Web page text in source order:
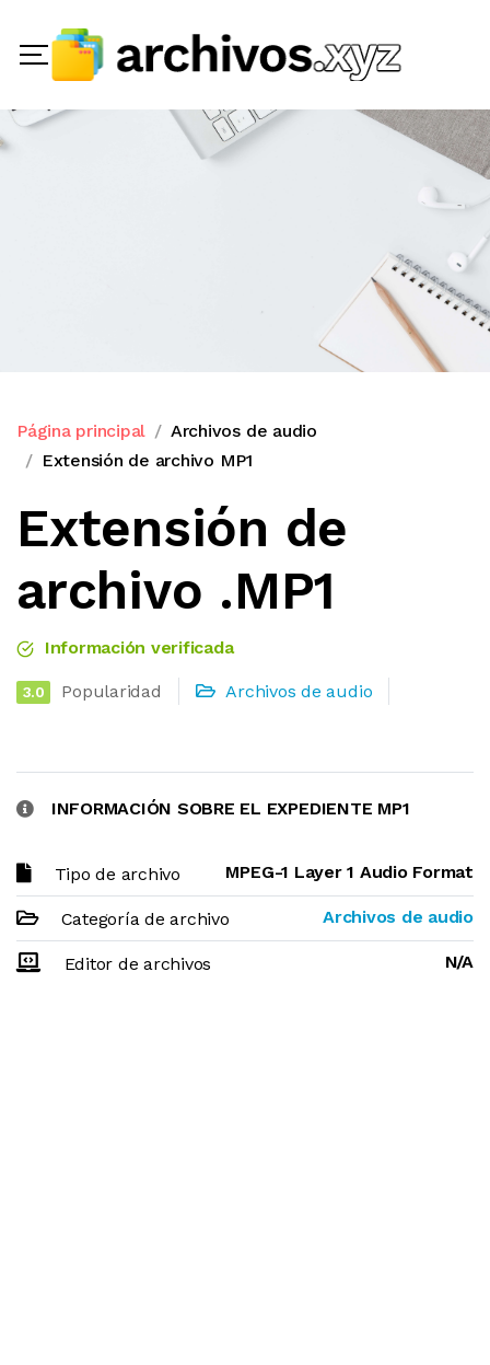
Página principal
Archivos de audio
Extensión de archivo MP1
Extensión de
archivo .MP1
Información verificada
3.0 Popularidad Archivos de audio
INFORMACIÓN SOBRE EL EXPEDIENTE MP1
Tipo de archivo MPEG-1 Layer 1 Audio Format
Categoría de archivo Archivos de audio
Editor de archivos N/A